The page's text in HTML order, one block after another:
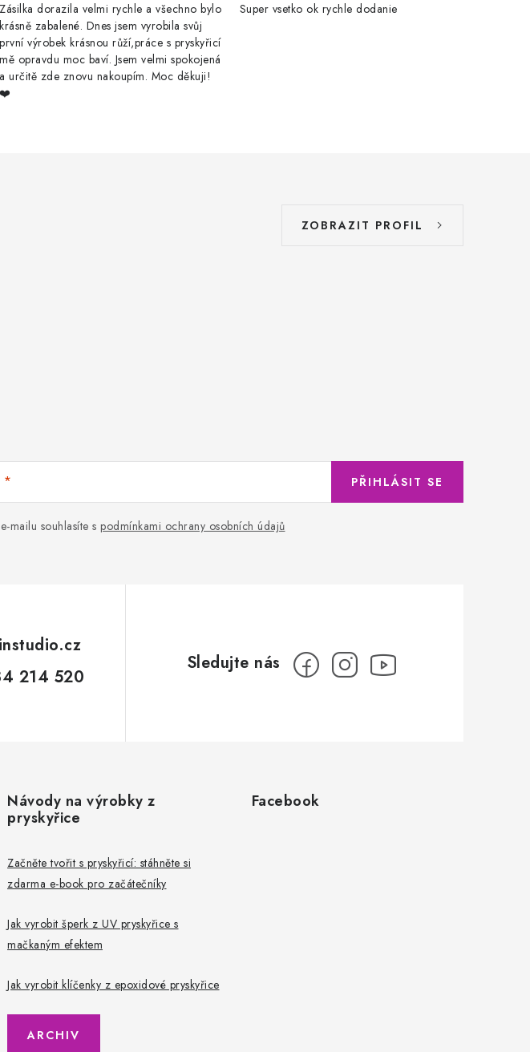
Zásilka dorazila velmi rychle a všechno bylo
krásně zabalené. Dnes jsem vyrobila svůj
první výrobek krásnou růží,práce s pryskyřicí
mě opravdu moc baví. Jsem velmi spokojená
a určitě zde znovu nakoupím. Moc děkuji!
❤️
Super vsetko ok rychle dodanie
ZOBRAZIT PROFIL
mailu souhlasíte s podmínkami ochrany osobních údajů
PŘIHLÁSIT SE
214 520
Návody na výrobky z
pryskyřice
Začněte tvořit s pryskyřicí: stáhněte si
zdarma e-book pro začátečníky
Jak vyrobit šperk z UV pryskyřice s
mačkaným efektem
Jak vyrobit klíčenky z epoxidové pryskyřice
ARCHIV
Facebook